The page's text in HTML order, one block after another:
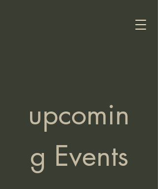
upcomin
g Events